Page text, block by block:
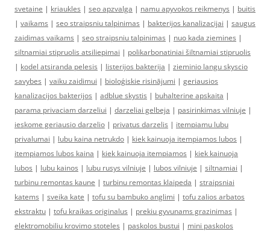
svetaine | kriaukles | seo apzvalga | namu apyvokos reikmenys | buitis
| vaikams | seo straipsniu talpinimas | bakterijos kanalizacijai | saugus
zaidimas vaikams | seo straipsniu talpinimas | nuo kada ziemines |
siltnamiai stipruolis atsiliepimai | polikarbonatiniai šiltnamiai stipruolis
| kodel atsiranda pelesis | listerijos bakterija | zieminio langu skyscio
savybes | vaiku zaidimui | bioloģiskie risinājumi | geriausios
kanalizacijos bakterijos | adblue skystis | buhalterine apskaita |
parama privaciam darzeliui | darzeliai gelbeja | pasirinkimas vilniuje |
ieskome geriausio darzelio | privatus darzelis | itempiamu lubu
privalumai | lubu kaina netrukdo | kiek kainuoja itempiamos lubos |
itempiamos lubos kaina | kiek kainuoja itempiamos | kiek kainuoja
lubos | lubu kainos | lubu rusys vilniuje | lubos vilniuje | siltnamiai |
turbinu remontas kaune | turbinu remontas klaipeda | straipsniai
katems | sveika kate | tofu su bambuko anglimi | tofu zalios arbatos
ekstraktu | tofu kraikas originalus | prekiu gyvunams grazinimas |
elektromobiliu krovimo stoteles | paskolos bustui | mini paskolos